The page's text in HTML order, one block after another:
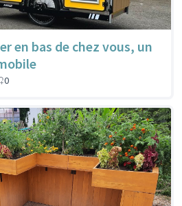
en bas de chez vous, un
0